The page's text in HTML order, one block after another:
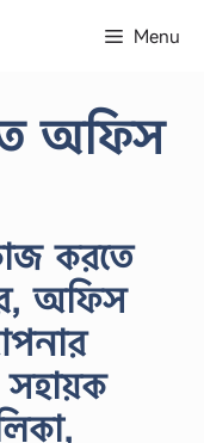
Menu
অফিস
করতে
অফিস